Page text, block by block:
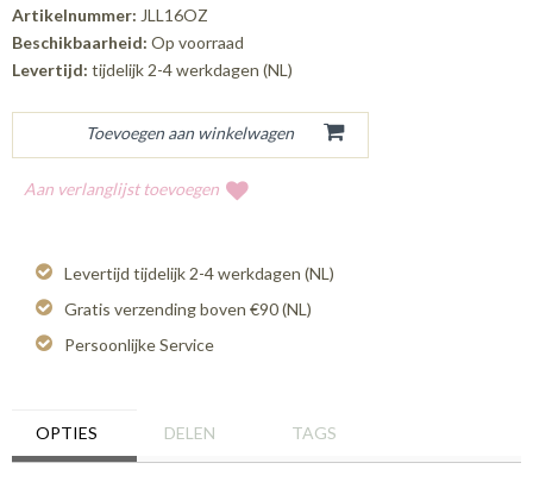
Artikelnummer: JLL16OZ
Beschikbaarheid: Op voorraad
Levertijd: tijdelijk 2-4 werkdagen (NL)
Aan verlanglijst toevoegen
Levertijd tijdelijk 2-4 werkdagen (NL)
Gratis verzending boven €90 (NL)
Persoonlijke Service
OPTIES DELEN TAGS